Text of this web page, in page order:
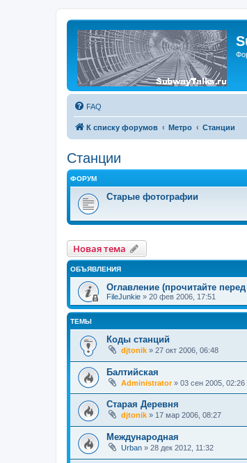
FAQ
К списку форумов Метро Станции
Станции
ФОРУМ
Старые фотографии
Новая тема
ОБЪЯВЛЕНИЯ
Оглавление (прочитайте
FileJunkie » 20 фев 2006, 17:51
ТЕМЫ
Коды станций
djtonik » 27 окт 2006, 06:48
Балтийская
Administrator» 03 сен 2005, 02:26
Старая Деревня
djtonik » 17 мар 2006, 08:27
Международная
Urban » 28 дек 2012, 11:32